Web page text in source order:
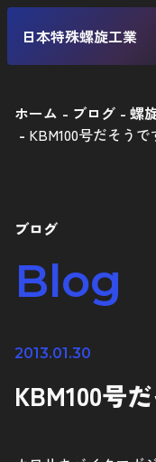
日本特殊螺旋工業
二輪車
自転車
工業製品
ホーム ブログ
螺
KBM100号だそうで
ブログ
Blog
2013.01.30
KBM100号